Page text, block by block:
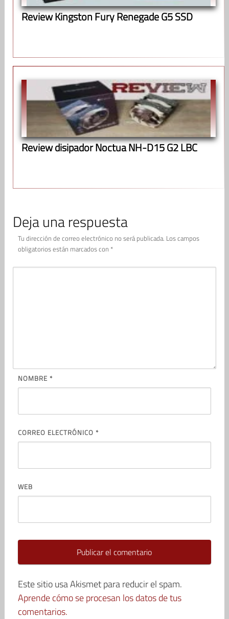
Review Kingston Fury Renegade G5 SSD
Review disipador Noctua NH-D15 G2 LBC
Deja una respuesta
Tu dirección de correo electrónico no será publicada. Los campos
obligatorios están marcados con *
NOMBRE *
CORREO ELECTRÓNICO *
WEB
Este sitio usa Akismet para reducir el spam.
Aprende cómo se procesan los datos de tus
comentarios.